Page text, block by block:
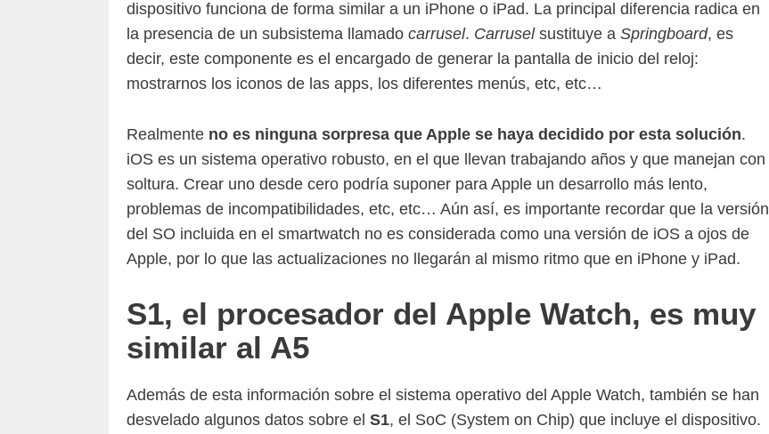
dispositivo funciona de forma similar a un iPhone o iPad. La principal diferencia radica en
la presencia de un subsistema llamado carrusel. Carruselsustituye a Springboard, es
decir, este componente es el encargado de generar la pantalla de inicio del reloj:
mostrarnos los iconos de las apps, los diferentes menús, etc, etc…
Realmente no es ninguna sorpresa que Apple se haya decidido por esta solución.
iOS es un sistema operativo robusto, en el que llevan trabajando años y que manejan con
soltura. Crear uno desde cero podría suponer para Apple un desarrollo más lento,
problemas de incompatibilidades, etc, etc… Aún así, es importante recordar que la versión
del SO incluida en el smartwatch no es considerada como una versión de iOS a ojos de
Apple, por lo que las actualizaciones no llegarán al mismo ritmo que en iPhone y iPad.
S1, el procesador del Apple Watch, es muy
similar al A5
Además de esta información sobre el sistema operativo del Apple Watch, también se han
desvelado algunos datos sobre el S1, el SoC (System on Chip) que incluye el dispositivo.